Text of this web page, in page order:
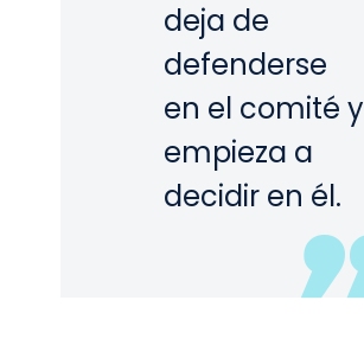
deja de
defenderse
en el comité y
empieza a
decidir en él.